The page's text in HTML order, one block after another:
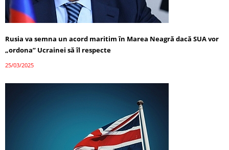
Rusia va semna un acord maritim în Marea Neagră dacă SUA vor
„ordona” Ucrainei să îl respecte
25/03/2025